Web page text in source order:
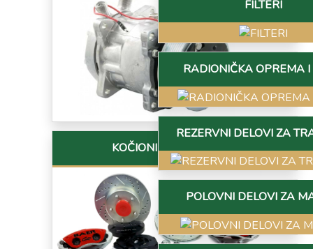
KOČIONI SISTEMI
FILTERI
RADIONIČKA OPREMA
REZERVNI DELOVI ZA
POLOVNI DELOVI ZA